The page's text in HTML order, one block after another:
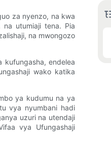
za nyenzo, na kwa
utumiaji tena. Pia
na mwongozo
endelea
wako katika
ya kudumu na ya
vya nyumbani hadi
uzuri na utendaji
vya Ufungashaji